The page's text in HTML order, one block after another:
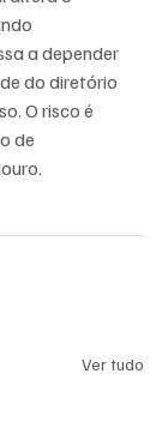
a depender
do diretório
O risco é
de
Ver tudo